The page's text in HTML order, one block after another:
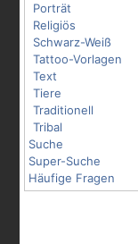
Porträt
Religiös
Schwarz-Weiß
Tattoo-Vorlagen
Text
Tiere
Traditionell
Tribal
Suche
Super-Suche
Häufige Fragen